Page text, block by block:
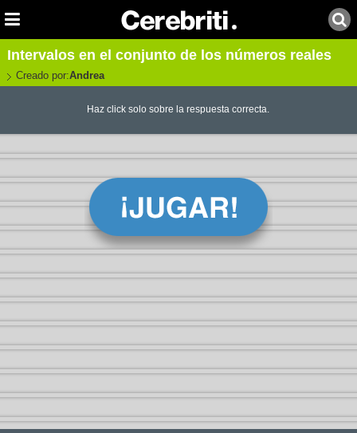
Intervalos en el conjunto de los números reales
Creado por:Andrea
Haz click solo sobre la respuesta correcta.